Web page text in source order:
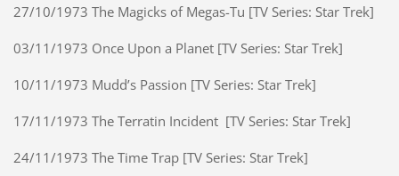
27/10/1973 The Magicks of Megas-Tu [TV Series: Star Trek]
03/11/1973 Once Upon a Planet [TV Series: Star Trek]
10/11/1973 Mudd’s Passion [TV Series: Star Trek]
17/11/1973 The Terratin Incident [TV Series: Star Trek]
24/11/1973 The Time Trap [TV Series: Star Trek]